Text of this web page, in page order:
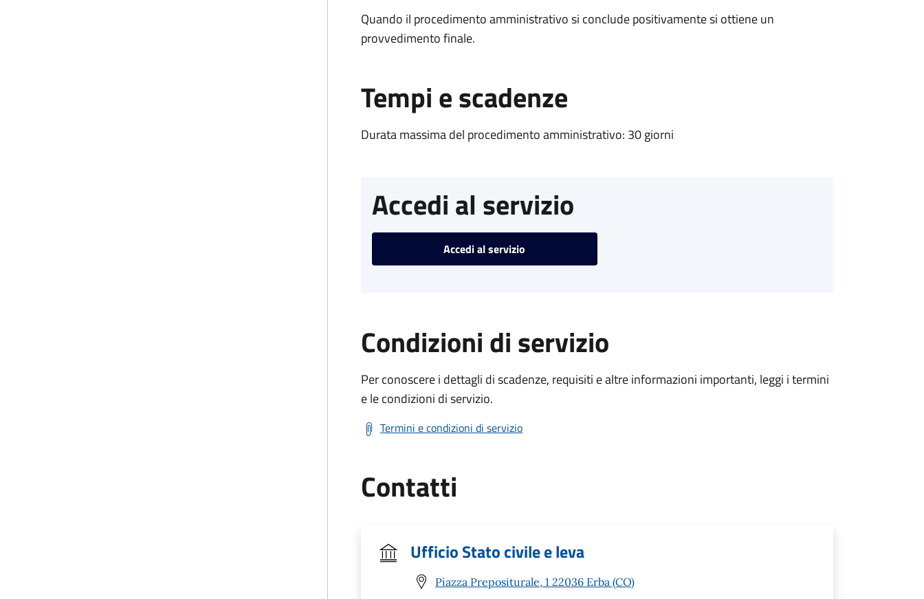
Quando il procedimento amministrativo si conclude positivamente si ottiene un
provvedimento finale.
Tempi e scadenze
Durata massima del procedimento amministrativo: 30 giorni
Accedi al servizio
Accedi al servizio
Condizioni di servizio
Per conoscere i dettagli di scadenze, requisiti e altre informazioni importanti, leggi i termini
e le condizioni di servizio.
Termini e condizioni di servizio
Contatti
Ufficio Stato civile e leva
Piazza Prepositurale, 1 22036 Erba (CO)